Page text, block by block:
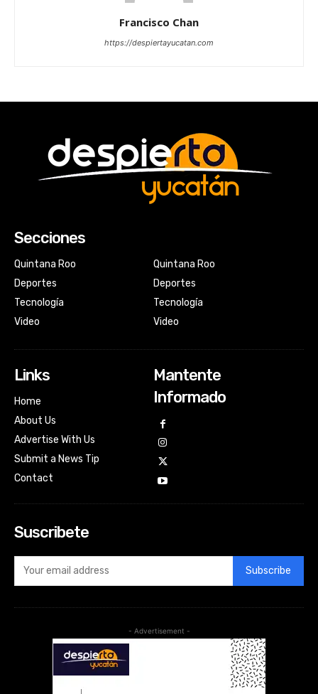
Francisco Chan
https://despiertayucatan.com
Secciones
Quintana Roo
Deportes
Tecnología
Video
Quintana Roo
Deportes
Tecnología
Video
Links
Home
About Us
Advertise With Us
Submit a News Tip
Contact
Mantente
Informado
Suscribete
Subscribe
- Advertisement -